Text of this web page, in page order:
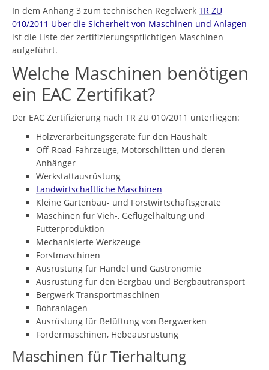
In dem Anhang 3 zum technischen Regelwerk TR ZU
010/2011 Über die Sicherheit von Maschinen und Anlagen
ist die Liste der zertifizierungspflichtigen Maschinen
aufgeführt.
Welche Maschinen benötigen
ein EAC Zertifikat?
Der EAC Zertifizierung nach TR ZU 010/2011 unterliegen:
Holzverarbeitungsgeräte für den Haushalt
Off-Road-Fahrzeuge, Motorschlitten und deren
Anhänger
Werkstattausrüstung
Landwirtschaftliche Maschinen
Kleine Gartenbau- und Forstwirtschaftsgeräte
Maschinen für Vieh-, Geflügelhaltung und
Futterproduktion
Mechanisierte Werkzeuge
Forstmaschinen
Ausrüstung für Handel und Gastronomie
Ausrüstung für den Bergbau und Bergbautransport
Bergwerk Transportmaschinen
Bohranlagen
Ausrüstung für Belüftung von Bergwerken
Fördermaschinen, Hebeausrüstung
Maschinen für Tierhaltung